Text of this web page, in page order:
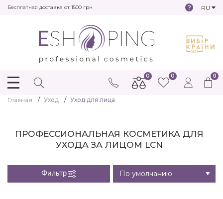
Бесплатная доставка от 1500 грн RU
0
0 0
Главная Уход Уход для лица
ПРОФЕССИОНАЛЬНАЯ КОСМЕТИКА ДЛЯ
УХОДА ЗА ЛИЦОМ LCN
Фильтр